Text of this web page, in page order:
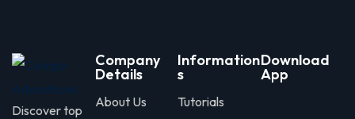
Discover top
Company
Details
About Us
Information
s
Tutorials
Download
App